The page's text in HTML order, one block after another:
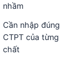
nhầm
Cần nhập đúng
CTPT của từng
chất